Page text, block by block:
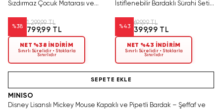
Sızdırmaz Çocuk Matarası ve
%38
1.299,99 TL
799,99 TL
NET %38 İNDİRİM
Sınırlı Sürelidir • Stoklarla
Sınırlıdır
İstiflenebilir Bardaklı Sürahi Seti
%43
699,99 TL
399,99 TL
NET %43 İNDİRİM
Sınırlı Sürelidir • Stoklarla
Sınırlıdır
SEPETE EKLE
MINISO
Disney Lisanslı Mickey Mouse Kapaklı ve Pipetli Bardak – Şeffaf ve